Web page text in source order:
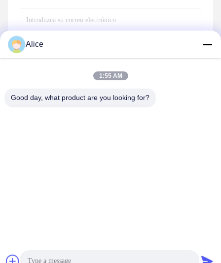
Envío
carburo Proveedor. © de Copyright 2018-2026 carbideend-
Alice
1:55 AM
Good day, what product are you looking for?